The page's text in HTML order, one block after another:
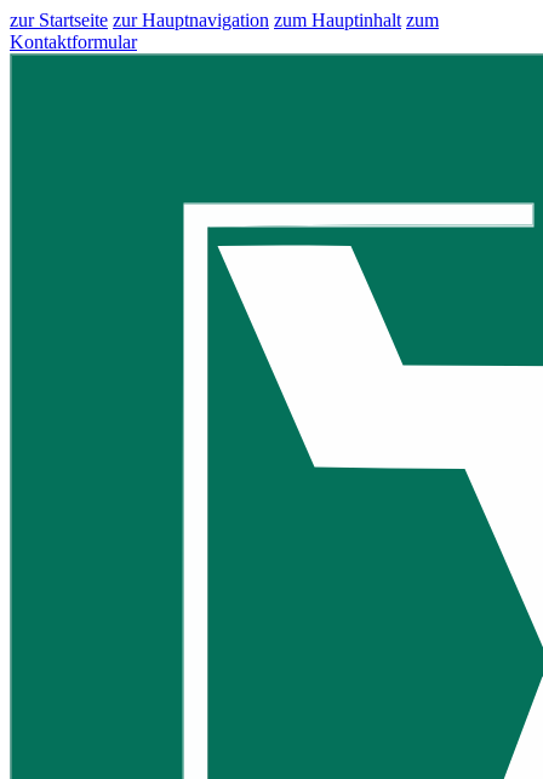
zur Startseite zur Hauptnavigation zum Hauptinhalt zum
Kontaktformular